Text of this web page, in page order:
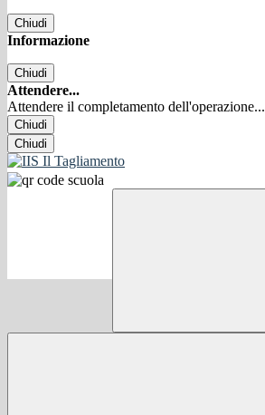
Chiudi
Informazione
Chiudi
Attendere...
Attendere il completamento dell'operazione...
Chiudi
Chiudi